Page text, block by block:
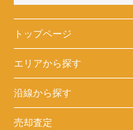
トップページ
エリアから探す
沿線から探す
売却査定